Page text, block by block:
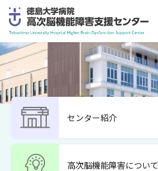
the
content
the
Navigation
センター紹介
高次脳機能障害について